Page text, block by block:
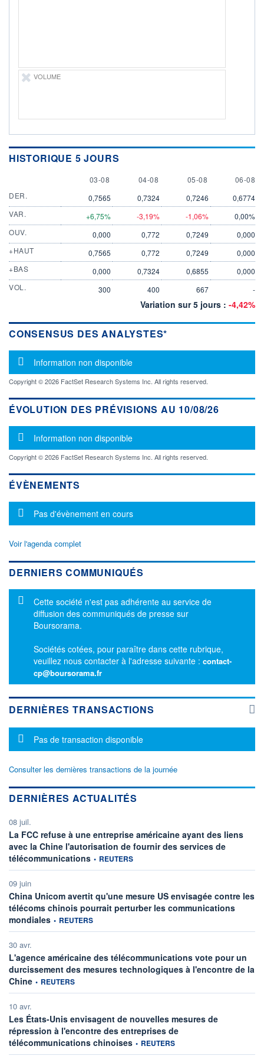
+ PORTEFEUILLE + LISTE
VOLUME
HISTORIQUE 5 JOURS
3 AUGUST
03-08 4 AUGUST
04-08 5 AUGUST
05-08 6
06-08
DER.
0,7565 0,7324 0,7246
0,6774
VAR.
+6,75% -3,19% -1,06%
0,00%
OUV.
0,000 0,772 0,7249
0,000
+HAUT
0,7565 0,772 0,7249
0,000
+BAS
0,000 0,7324 0,6855
0,000
VOL.
300 400 667 -
Variation sur 5 jours : -4,42%
CONSENSUS DES ANALYSTES*
Message d'information
Information non disponible
Copyright © 2026 FactSet Research Systems Inc. All rights reserved.
ÉVOLUTION DES PRÉVISIONS AU 10/08/26
Message d'information
Information non disponible
Copyright © 2026 FactSet Research Systems Inc. All rights reserved.
ÉVÈNEMENTS
Message d'information
Pas d'évènement en cours
Voir l'agenda complet
DERNIERS COMMUNIQUÉS
Message d'information
Cette société n'est pas adhérente au service de
diffusion des communiqués de presse sur
Boursorama.
Sociétés cotées, pour paraître dans cette rubrique,
veuillez nous contacter à l'adresse suivante : contact-
cp@boursorama.fr
DERNIÈRES TRANSACTIONS
Message d'information
Pas de transaction disponible
Consulter les dernières transactions de la journée
DERNIÈRES ACTUALITÉS
08 juil.
La FCC refuse à une entreprise américaine ayant des liens
avec la Chine l'autorisation de fournir des services de
télécommunications information fournie par
• REUTERS
09 juin
China Unicom avertit qu'une mesure US envisagée contre les
télécoms chinois pourrait perturber les communications
mondiales information fournie par
• REUTERS
30 avr.
L'agence américaine des télécommunications vote pour un
durcissement des mesures technologiques à l'encontre de la
Chine information fournie par
• REUTERS
10 avr.
Les États-Unis envisagent de nouvelles mesures de
répression à l'encontre des entreprises de
télécommunications chinoises information fournie par
• REUTERS